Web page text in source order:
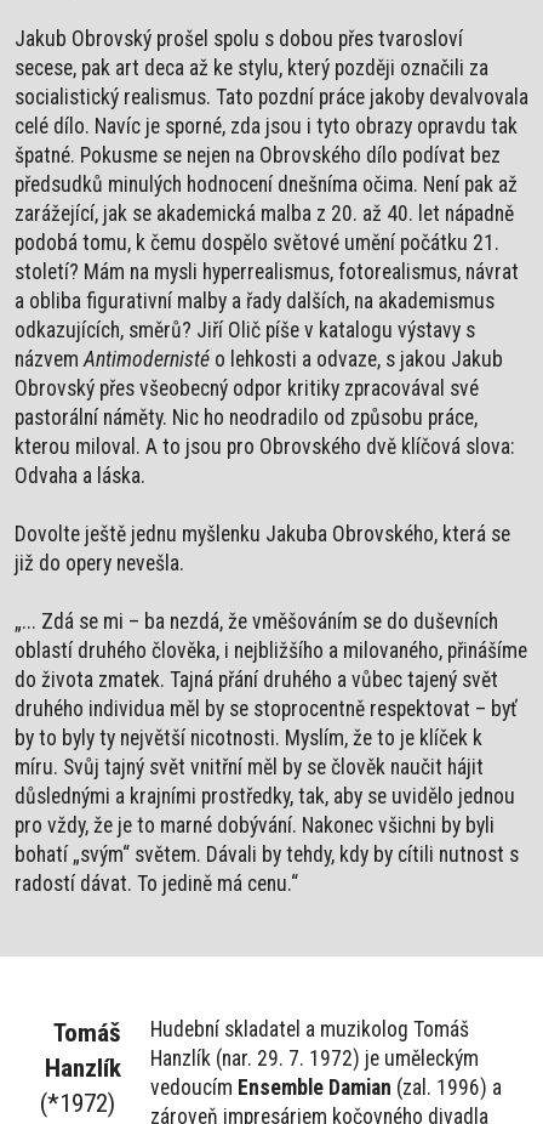
Jakub Obrovský prošel spolu s dobou přes tvarosloví
secese, pak art deca až ke stylu, který později označili za
socialistický realismus. Tato pozdní práce jakoby devalvovala
celé dílo. Navíc je sporné, zda jsou i tyto obrazy opravdu tak
špatné. Pokusme se nejen na Obrovského dílo podívat bez
předsudků minulých hodnocení dnešníma očima. Není pak až
zarážející, jak se akademická malba z 20. až 40. let nápadně
podobá tomu, k čemu dospělo světové umění počátku 21.
století? Mám na mysli hyperrealismus, fotorealismus, návrat
a obliba figurativní malby a řady dalších, na akademismus
odkazujících, směrů? Jiří Olič píše v katalogu výstavy s
názvemAntimodernisté o lehkosti a odvaze, s jakou Jakub
Obrovský přes všeobecný odpor kritiky zpracovával své
pastorální náměty. Nic ho neodradilo od způsobu práce,
kterou miloval. A to jsou pro Obrovského dvě klíčová slova:
Odvaha a láska.
Dovolte ještě jednu myšlenku Jakuba Obrovského, která se
již do opery nevešla.
„... Zdá se mi – ba nezdá, že vměšováním se do duševních
oblastí druhého člověka, i nejbližšího a milovaného, přinášíme
do života zmatek. Tajná přání druhého a vůbec tajený svět
druhého individua měl by se stoprocentně respektovat – byť
by to byly ty největší nicotnosti. Myslím, že to je klíček k
míru. Svůj tajný svět vnitřní měl by se člověk naučit hájit
důslednými a krajními prostředky, tak, aby se uvidělo jednou
pro vždy, že je to marné dobývání. Nakonec všichni by byli
bohatí „svým“ světem. Dávali by tehdy, kdy by cítili nutnost s
radostí dávat. To jedině má cenu.“
Tomáš
Hanzlík
(*1972)
Hudební skladatel a muzikolog Tomáš
Hanzlík (nar. 29. 7. 1972) je uměleckým
vedoucím Ensemble Damian (zal. 1996) a
zároveň impresáriem kočovného divadla